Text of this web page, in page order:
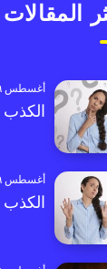
أغسطس ٠٩, ٢٠٢٣
الكذب
أغسطس ٠٩, ٢٠٢٣
الكذب